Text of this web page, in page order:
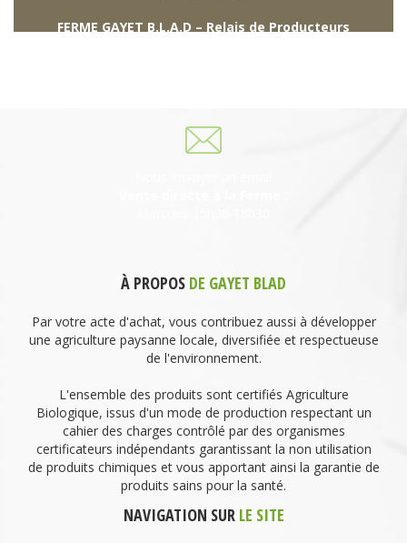
FERME GAYET B.L.A.D – Relais de Producteurs
À PROPOS DE GAYET BLAD
Par votre acte d'achat, vous contribuez aussi à développer
une agriculture paysanne locale, diversifiée et respectueuse
de l'environnement.
L'ensemble des produits sont certifiés Agriculture
Biologique, issus d'un mode de production respectant un
cahier des charges contrôlé par des organismes
certificateurs indépendants garantissant la non utilisation
de produits chimiques et vous apportant ainsi la garantie de
produits sains pour la santé.
NAVIGATION SUR LE SITE